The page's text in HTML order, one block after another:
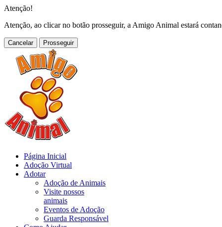
Atenção!
Atenção, ao clicar no botão prosseguir, a Amigo Animal estará
Cancelar
Página Inicial
Adoção Virtual
Adotar
Adoção de Animais
Visite nossos
animais
Eventos de Adoção
Guarda Responsável